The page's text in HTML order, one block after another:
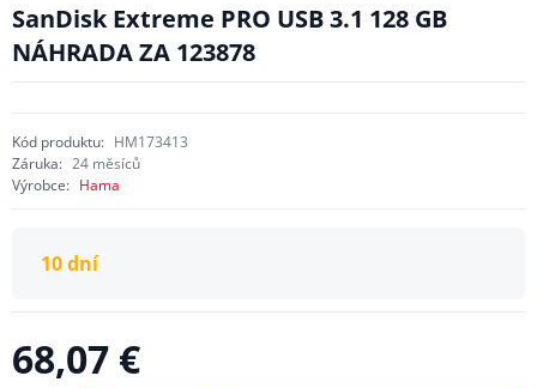
SanDisk Extreme PRO USB 3.1 128 GB
NÁHRADA ZA 123878
Kód produktu: HM173413
Záruka: 24 měsíců
Výrobce: Hama
10 dní
68,07 €